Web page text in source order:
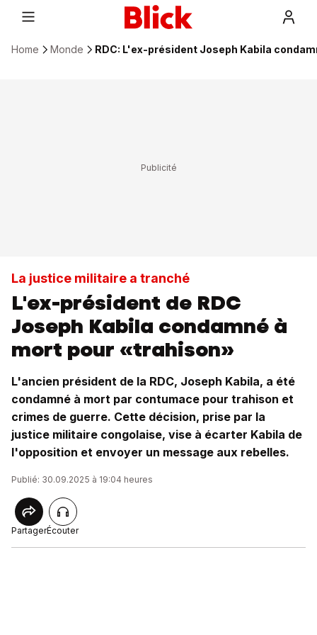
Home Monde RDC: L'ex-président Joseph Kabila
La justice militaire a tranché
L'ex-président de RDC
Joseph Kabila condamné à
mort pour «trahison»
L'ancien président de la RDC, Joseph Kabila, a été
condamné à mort par contumace pour trahison et
crimes de guerre. Cette décision, prise par la
justice militaire congolaise, vise à écarter Kabila de
l'opposition et envoyer un message aux rebelles.
Publié: 30.09.2025 à 19:04 heures
PartagerÉcouter